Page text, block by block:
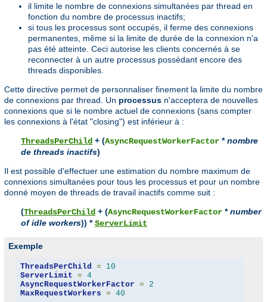
il limite le nombre de connexions simultanées par thread en
fonction du nombre de processus inactifs;
si tous les processus sont occupés, il ferme des connexions
permanentes, même si la limite de durée de la connexion n'a
pas été atteinte. Ceci autorise les clients concernés à se
reconnecter à un autre processus possèdant encore des
threads disponibles.
Cette directive permet de personnaliser finement la limite du nombre
de connexions par thread. Un processus n'acceptera de nouvelles
connexions que si le nombre actuel de connexions (sans compter
les connexions à l'état "closing") est inférieur à :
ThreadsPerChild + (AsyncRequestWorkerFactor *nombre
de threads inactifs)
Il est possible d'effectuer une estimation du nombre maximum de
connexions simultanées pour tous les processus et pour un nombre
donné moyen de threads de travail inactifs comme suit :
(ThreadsPerChild + (AsyncRequestWorkerFactor *number
of idle workers)) *ServerLimit
Exemple
ThreadsPerChild =
10
ServerLimit = 4
AsyncRequestWorkerFactor =
2
MaxRequestWorkers = 40